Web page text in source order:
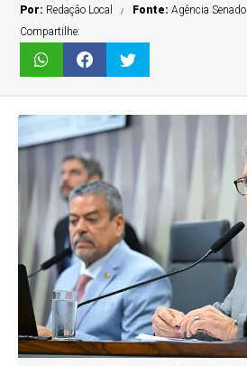
Por: Redaçâo Local Fonte:Agência Senado
Compartilhe: